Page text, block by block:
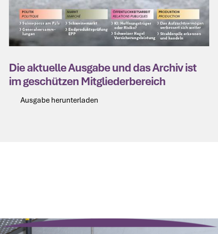
Die aktuelle Ausgabe und das Archiv ist
im geschützen Mitgliederbereich
Ausgabe herunterladen